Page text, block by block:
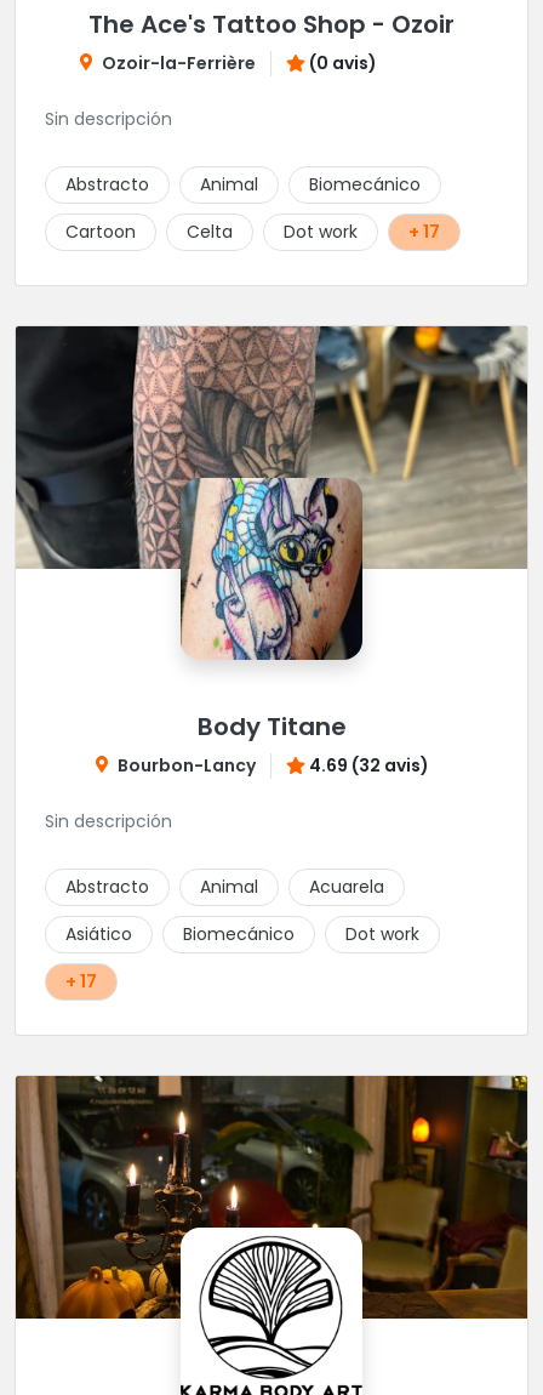
The Ace's Tattoo Shop - Ozoir
Ozoir-la-Ferrière (0 avis)
Sin descripción
Abstracto Animal
Biomecánico
Cartoon
Celta Dot work + 17
Body Titane
Bourbon-Lancy 4.69 (32 avis)
Sin descripción
Abstracto Animal
Acuarela
Asiático
Biomecánico
Dot work
+ 17